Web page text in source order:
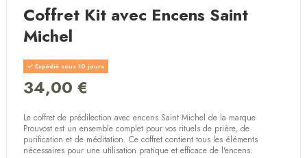
Coffret Kit avec Encens Saint
Michel
Expédié sous 10 jours
34,00 €
Le coffret de prédilection avec encens Saint Michel de la marque
Prouvost est un ensemble complet pour vos rituels de prière, de
purification et de méditation. Ce coffret contient tous les éléments
nécessaires pour une utilisation pratique et efficace de l'encens.